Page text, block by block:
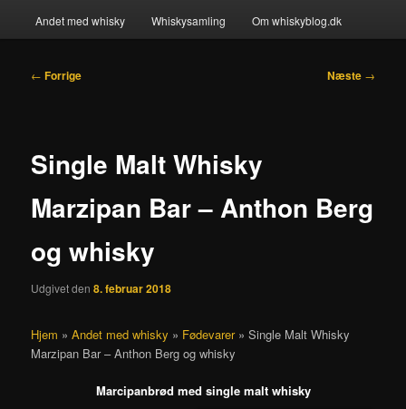
Andet med whisky Whiskysamling Om whiskyblog.dk
Indlægsnavigation
← Forrige Næste →
Single Malt Whisky
Marzipan Bar – Anthon Berg
og whisky
Udgivet den8. februar 2018
Hjem »Andet med whisky » Fødevarer»Single Malt Whisky
Marzipan Bar – Anthon Berg og whisky
Marcipanbrød med single malt whisky